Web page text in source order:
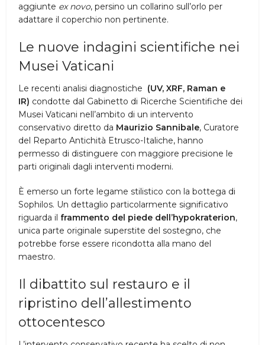
aggiunte ex novo, persino un collarino sull’orlo per
adattare il coperchio non pertinente.
Le nuove indagini scientifiche nei
Musei Vaticani
Le recenti analisi diagnostiche (UV, XRF, Raman e
IR) condotte dal Gabinetto di Ricerche Scientifiche dei
Musei Vaticani nell’ambito di un intervento
conservativo diretto da Maurizio Sannibale, Curatore
del Reparto Antichità Etrusco-Italiche, hanno
permesso di distinguere con maggiore precisione le
parti originali dagli interventi moderni.
È emerso un forte legame stilistico con la bottega di
Sophilos. Un dettaglio particolarmente significativo
riguarda il frammento del piede dell’hypokraterion,
unica parte originale superstite del sostegno, che
potrebbe forse essere ricondotta alla mano del
maestro.
Il dibattito sul restauro e il
ripristino dell’allestimento
ottocentesco